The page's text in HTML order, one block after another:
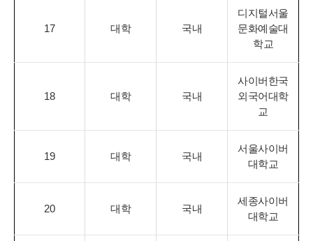
17 대학 국내
디지털서울
문화예술대
학교
18 대학 국내
사이버한국
외국어대학
교
19 대학 국내
서울사이버
대학교
20 대학 국내
세종사이버
대학교